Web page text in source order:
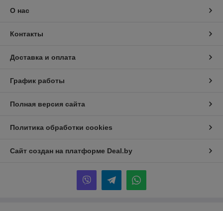
О нас
Контакты
Доставка и оплата
График работы
Полная версия сайта
Политика обработки cookies
Сайт создан на платформе Deal.by